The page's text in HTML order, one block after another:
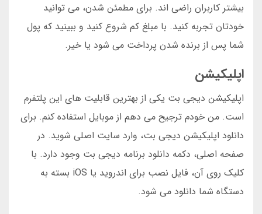
بیشتر کاربران راضی اند. برای مطمئن شدن، می توانید
خودتان تجربه کنید. با مبلغ کم شروع کنید و ببینید که پول
شما پس از برنده شدن پرداخت می شود یا خیر.
اپلیکیشن
اپلیکیشن دیجی بت یکی از بهترین قابلیت های این پلتفرم
است. من خودم ترجیح می دهم از موبایل استفاده کنم. برای
دانلود اپلیکیشن دیجی بت، وارد سایت اصلی شوید. در
صفحه اصلی، دکمه دانلود برنامه دیجی بت وجود دارد. با
کلیک روی آن، فایل نصب برای اندروید یا iOS بسته به
دستگاه شما دانلود می شود.